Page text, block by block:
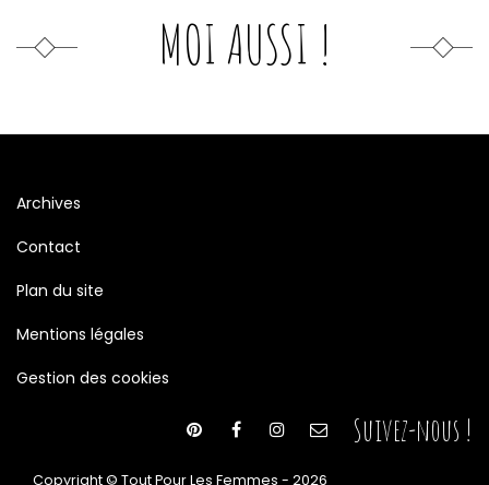
MOI AUSSI !
Archives
Contact
Plan du site
Mentions légales
Gestion des cookies
Suivez-nous !
Copyright © Tout Pour Les Femmes - 2026